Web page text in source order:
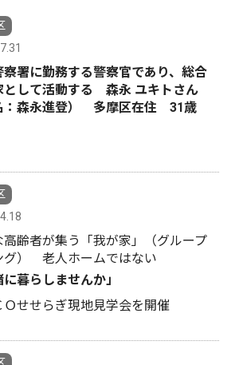
察署に勤務する警察官であり、総合
として活動する 森永 ユキトさん
：森永進登） 多摩区在住 31歳
高齢者が集う「我が家」（グループ
グ） 老人ホームではない
に暮らしませんか」
Ｏせせらぎ現地見学会を開催